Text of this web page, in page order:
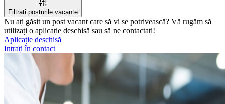
Filtrați posturile vacante
Nu ați găsit un post vacant care să vi se potrivească? Vă rugăm să
utilizați o aplicație deschisă sau să ne contactați!
Aplicație deschisă
Intrați în contact